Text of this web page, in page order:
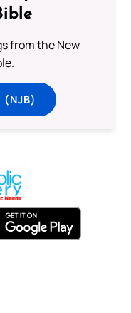
from the New
(NJB)